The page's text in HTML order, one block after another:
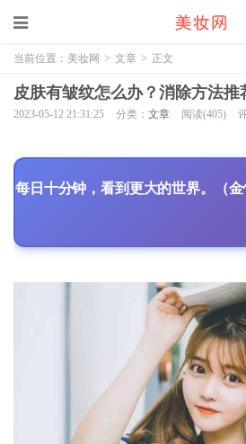
当前位置： 美妆网 > 文章 > 正文
皮肤有皱纹怎么办？消除方法推
2023-05-12 21:31:25 分类： 文章 阅读(405)
每日十分钟，看到更大的世界。（金